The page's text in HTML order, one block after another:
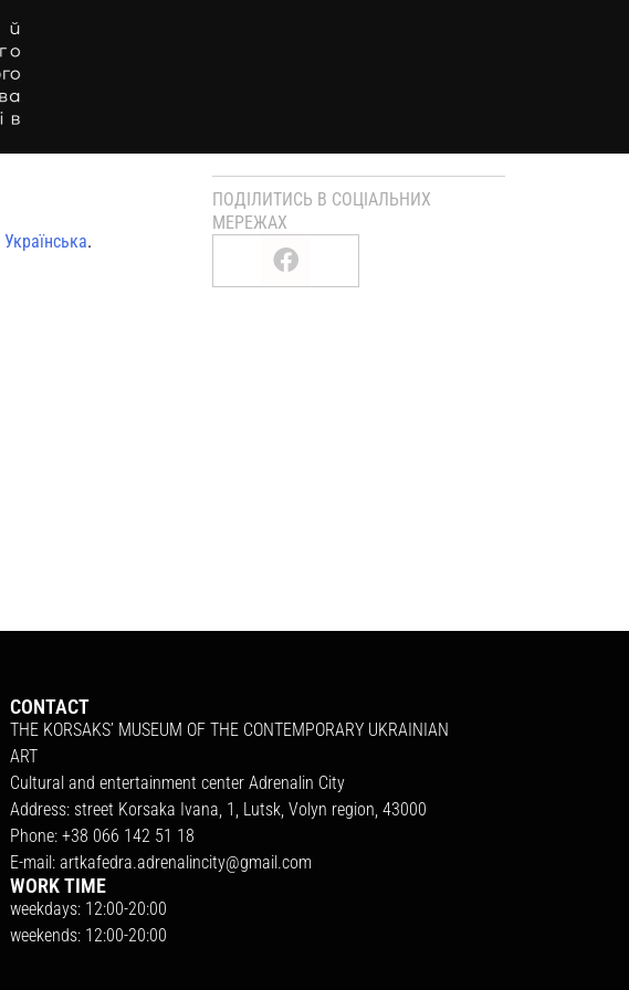
Українська.
ПОДІЛИТИСЬ В СОЦІАЛЬНИХ
МЕРЕЖАХ
CONTACT
THE KORSAKS’ MUSEUM OF THE CONTEMPORARY UKRAINIAN
ART
Cultural and entertainment center Adrenalin City
Address: street Korsaka Ivana, 1, Lutsk, Volyn region, 43000
Phone: +38 066 142 51 18
E-mail:artkafedra.adrenalincity@gmail.com
WORK TIME
weekdays: 12:00-20:00
weekends: 12:00-20:00